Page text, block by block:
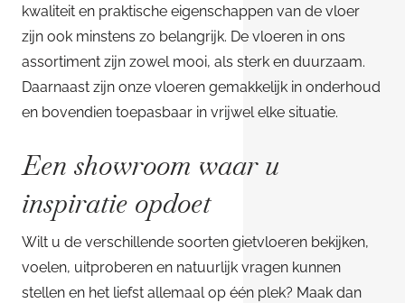
kwaliteit en praktische eigenschappen van de vloer
zijn ook minstens zo belangrijk. De vloeren in ons
assortiment zijn zowel mooi, als sterk en duurzaam.
Daarnaast zijn onze vloeren gemakkelijk in onderhoud
en bovendien toepasbaar in vrijwel elke situatie.
Een showroom waar u
inspiratie opdoet
Wilt u de verschillende soorten gietvloeren bekijken,
voelen, uitproberen en natuurlijk vragen kunnen
stellen en het liefst allemaal op één plek? Maak dan